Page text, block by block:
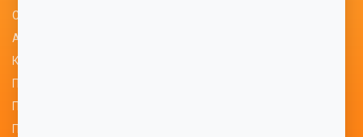
Спортивный клуб
Антинарко
Концепция воспитательной работы
Положение о воспитательной работе
План воспитательной работы института
Профилактика экстремизма и терроризма